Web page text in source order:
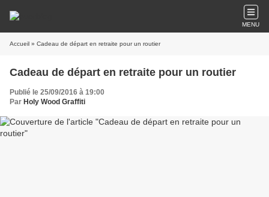
MENU
Accueil » Cadeau de départ en retraite pour un routier
Cadeau de départ en retraite pour un routier
Publié le 25/09/2016 à 19:00
Par Holy Wood Graffiti